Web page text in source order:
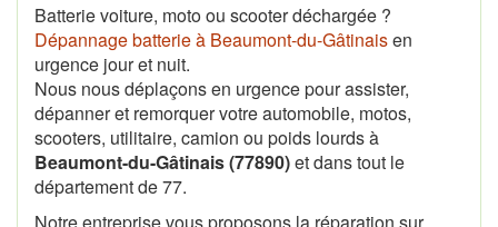
Batterie voiture, moto ou scooter déchargée ?
Dépannage batterie à Beaumont-du-Gâtinaisen
urgence jour et nuit.
Nous nous déplaçons en urgence pour assister,
dépanner et remorquer votre automobile, motos,
scooters, utilitaire, camion ou poids lourds à
Beaumont-du-Gâtinais (77890)et dans tout le
département de 77.
Notre entreprise vous proposons la réparation sur